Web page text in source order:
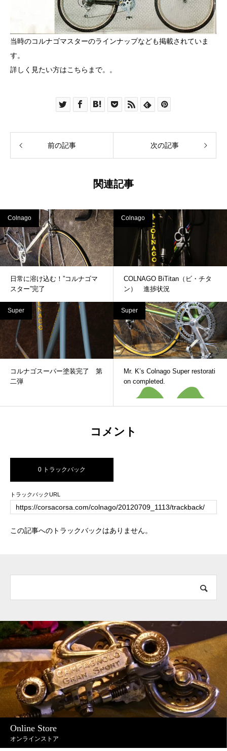
当時のコルナゴマスターのラインナップなども掲載されていま
す。
詳しく見たい方はこちら まで。。
前の記事 次の記事
関連記事
Colnago
日常に溶け込む！”コルナゴマ
スター”完了
Colnago
COLNAGO BiTitan（ビ・チタ
ン） 進捗状況
Super
コルナゴスーパー塗装完了 第
二弾
Super
Mr. K’s Colnago Super restorati
on completed.
コメント
0 トラックバック
トラックバックURL
この記事へのトラックバックはありません。
Online Store
オンラインストア